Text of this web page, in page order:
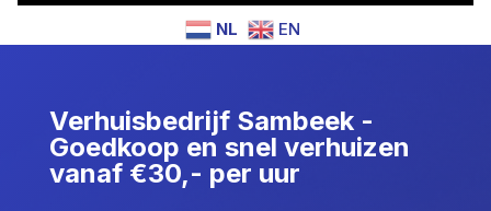
NL EN
Verhuisbedrijf Sambeek -
Goedkoop en snel verhuizen
vanaf €30,- per uur